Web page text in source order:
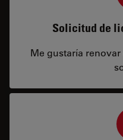
Solicitud de
Me gustaría